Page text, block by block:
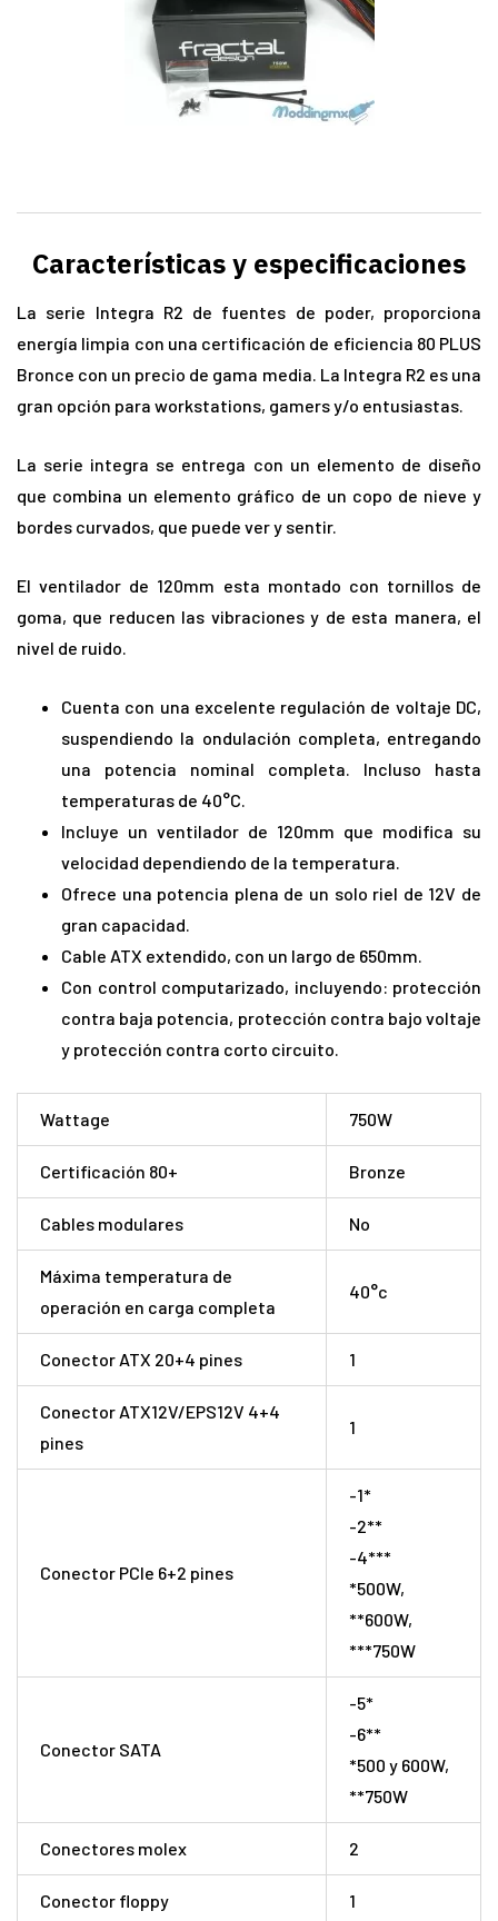
Características y especificaciones
La serie Integra R2 de fuentes de poder, proporciona
energía limpia con una certificación de eficiencia 80 PLUS
Bronce con un precio de gama media. La Integra R2 es una
gran opción para workstations, gamers y/o entusiastas.
La serie integra se entrega con un elemento de diseño
que combina un elemento gráfico de un copo de nieve y
bordes curvados, que puede ver y sentir.
El ventilador de 120mm esta montado con tornillos de
goma, que reducen las vibraciones y de esta manera, el
nivel de ruido.
Cuenta con una excelente regulación de voltaje DC,
suspendiendo la ondulación completa, entregando
una potencia nominal completa. Incluso hasta
temperaturas de 40°C.
Incluye un ventilador de 120mm que modifica su
velocidad dependiendo de la temperatura.
Ofrece una potencia plena de un solo riel de 12V de
gran capacidad.
Cable ATX extendido, con un largo de 650mm.
Con control computarizado, incluyendo: protección
contra baja potencia, protección contra bajo voltaje
y protección contra corto circuito.
Wattage 750W
Certificación 80+ Bronze
Cables modulares No
Máxima temperatura de
operación en carga completa
40°c
Conector ATX 20+4 pines 1
Conector ATX12V/EPS12V 4+4
pines
1
Conector PCIe 6+2 pines
-1*
-2**
-4***
*500W,
**600W,
***750W
Conector SATA
-5*
-6**
*500 y 600W,
**750W
Conectores molex 2
Conector floppy 1